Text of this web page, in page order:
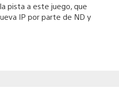
pista a este juego, que
IP por parte de ND y